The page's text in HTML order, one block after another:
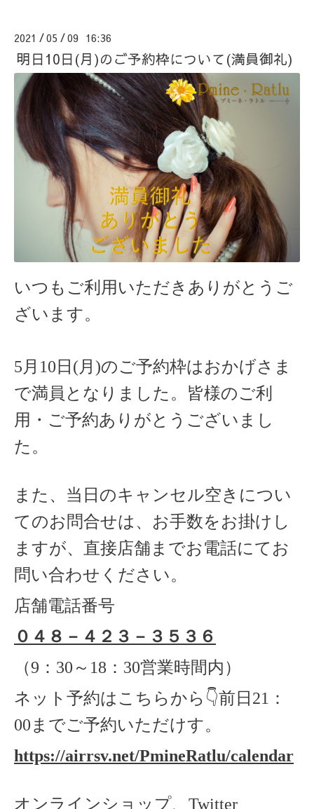
2021 /05 /09 16:36
明日10日(月)のご予約枠について(満員御礼)
いつもご利用いただきありがとうご
ざいます。
5月10日(月)のご予約枠はおかげさま
で満員となりました。皆様のご利
用・ご予約ありがとうございまし
た。
また、当日のキャンセル空きについ
てのお問合せは、お手数をお掛けし
ますが、直接店舗までお電話にてお
問い合わせください。
店舗電話番号
０４８－４２３－３５３６
（9 ： 30 ～ 18 ： 30営業時間内）
ネット予約はこちらから 👇前日 21 ：
00までご予約いただけす。
https://airrsv.net/PmineRatlu/calendar
オンラインショップ、Twitter